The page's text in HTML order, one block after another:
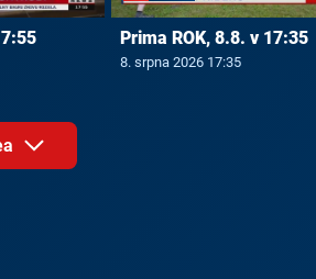
Prima ROK, 8.8. v 17:35
8. srpna 2026 17:35